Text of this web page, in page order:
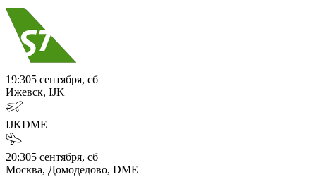
19:305 сентября, сб
Ижевск, IJK
IJKDME
20:305 сентября, сб
Москва, Домодедово, DME